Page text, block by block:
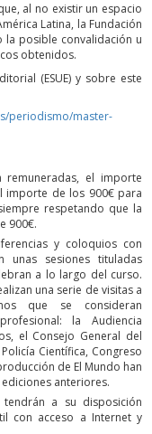
al no existir un espacio
Latina, la Fundación
posible convalidación u
obtenidos.
(ESUE) y sobre este
periodismo/master-
el importe
importe de los 900€ para
respetando que la
900€.
y coloquios con
unas sesiones tituladas
a lo largo del curso.
una serie de visitas a
que se consideran
la Audiencia
el Consejo General del
Científica, Congreso
de El Mundo han
anteriores.
a su disposición
con acceso a Internet y